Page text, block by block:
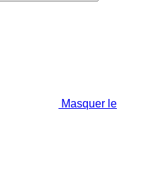
Masquer le